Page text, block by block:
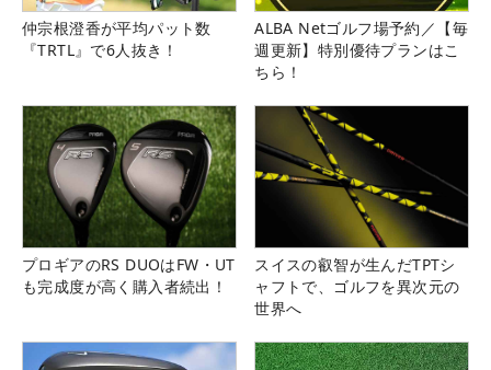
仲宗根澄香が平均パット数
『TRTL』で6人抜き！
ALBA Netゴルフ場予約／【毎
週更新】特別優待プランはこ
ちら！
プロギアのRS DUOはFW・UT
も完成度が高く購入者続出！
スイスの叡智が生んだTPTシ
ャフトで、ゴルフを異次元の
世界へ